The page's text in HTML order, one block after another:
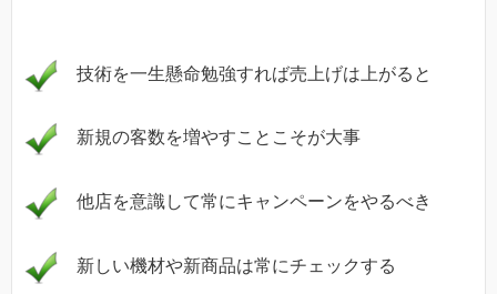
技術を一生懸命勉強すれば売上げは上がると
新規の客数を増やすことこそが大事
他店を意識して常にキャンペーンをやるべき
新しい機材や新商品は常にチェックする